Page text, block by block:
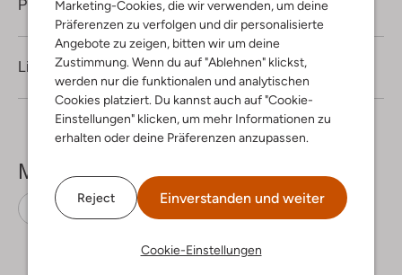
Marketing-Cookies, die wir verwenden, um deine
Präferenzen zu verfolgen und dir personalisierte
Angebote zu zeigen, bitten wir um deine
Zustimmung. Wenn du auf "Ablehnen" klickst,
werden nur die funktionalen und analytischen
Cookies platziert. Du kannst auch auf "Cookie-
Einstellungen" klicken, um mehr Informationen zu
erhalten oder deine Präferenzen anzupassen.
Reject Einverstanden und weiter
Cookie-Einstellungen
Produktinformation
Lieferung & Rückgabe
Mehr sehen
Snowboots Moon Boot Wildleder